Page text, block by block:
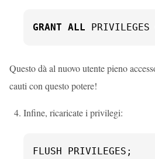
GRANT ALL PRIVILEGES
Questo dà al nuovo utente pieno
cauti con questo potere!
Infine, ricaricate i privilegi:
FLUSH PRIVILEGES;